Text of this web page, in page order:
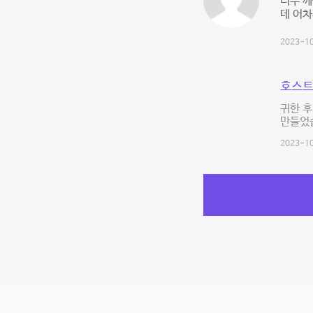
데 어
2023-
호스
귀한
만들
2023-